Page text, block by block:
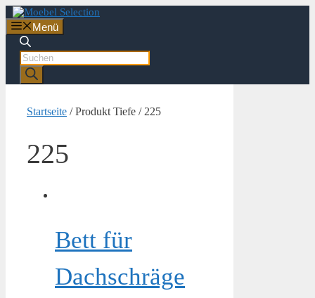
Zum
Inhalt
springen
Menü
Products
search
Startseite / Produkt Tiefe / 225
225
Bett für
Dachschräge